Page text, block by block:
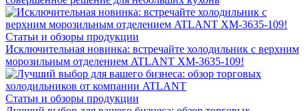
Статьи и обзоры продукции
Исключительная новинка: встречайте холодильник с верхним
морозильным отделением ATLANT ХМ-3635-109!
Статьи и обзоры продукции